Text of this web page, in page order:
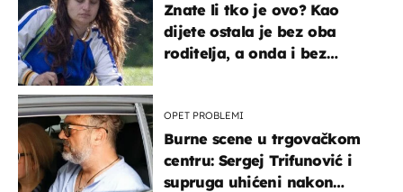
Znate li tko je ovo? Kao
dijete ostala je bez oba
roditelja, a onda i bez
OPET PROBLEMI
Burne scene u trgovačkom
centru: Sergej Trifunović i
supruga uhićeni nakon